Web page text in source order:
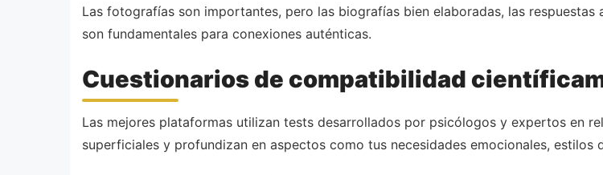
Las fotografías son importantes, pero las biografías bien elaboradas, las
son fundamentales para conexiones auténticas.
Cuestionarios de compatibilidad
Las mejores plataformas utilizan tests desarrollados por psicólogos y expertos en
superficiales y profundizan en aspectos como tus necesidades emocionales, estilos